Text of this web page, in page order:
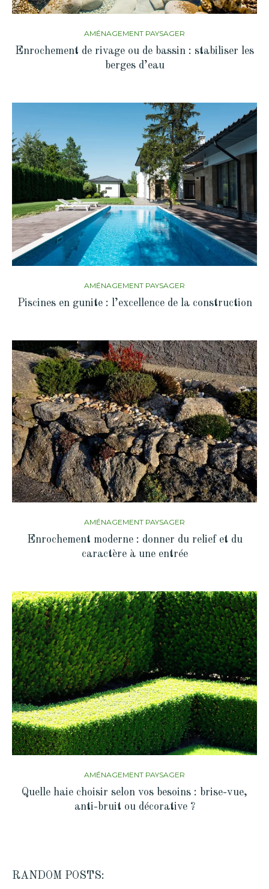
AMÉNAGEMENT PAYSAGER
Enrochement de rivage ou de bassin : stabiliser les
berges d’eau
AMÉNAGEMENT PAYSAGER
Piscines en gunite : l’excellence de la construction
AMÉNAGEMENT PAYSAGER
Enrochement moderne : donner du relief et du
caractère à une entrée
AMÉNAGEMENT PAYSAGER
Quelle haie choisir selon vos besoins : brise-vue,
anti-bruit ou décorative ?
RANDOM POSTS: